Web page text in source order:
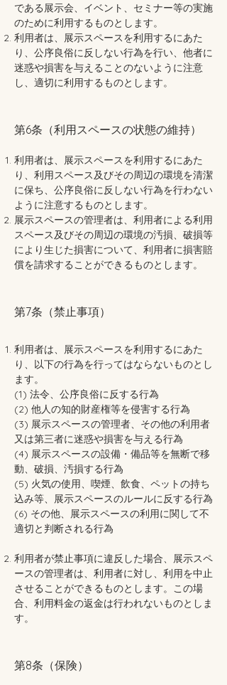
である展示会、イベント、セミナー等の実施
のために利用するものとします。
利用者は、展示スペースを利用するにあた
り、公序良俗に反しない行為を行い、他者に
迷惑や損害を与えることのないように注意
し、適切に利用するものとします。
第6条（利用スペースの状態の維持）
利用者は、展示スペースを利用するにあた
り、利用スペース及びその周辺の環境を清潔
に保ち、公序良俗に反しない行為を行わない
ように注意するものとします。
展示スペースの管理者は、利用者による利用
スペース及びその周辺の環境の汚損、破損等
により生じた損害について、利用者に損害賠
償を請求することができるものとします。
第7条（禁止事項）
利用者は、展示スペースを利用するにあた
り、以下の行為を行ってはならないものとし
ます。
(1) 法令、公序良俗に反する行為
(2) 他人の知的財産権等を侵害する行為
(3) 展示スペースの管理者、その他の利用者
又は第三者に迷惑や損害を与える行為
(4) 展示スペースの設備・備品等を無断で移
動、破損、汚損する行為
(5) 火気の使用、喫煙、飲食、ペットの持ち
込み等、展示スペースのルールに反する行為
(6) その他、展示スペースの利用に関して不
適切と判断される行為
利用者が禁止事項に違反した場合、展示スペ
ースの管理者は、利用者に対し、利用を中止
させることができるものとします。この場
合、利用料金の返金は行われないものとしま
す。
第8条（保険）